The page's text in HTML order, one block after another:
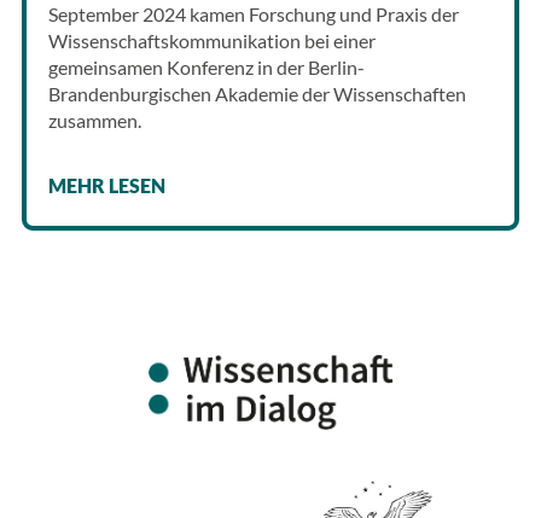
September 2024 kamen Forschung und Praxis der
Wissenschaftskommunikation bei einer
gemeinsamen Konferenz in der Berlin-
Brandenburgischen Akademie der Wissenschaften
zusammen.
MEHR LESEN